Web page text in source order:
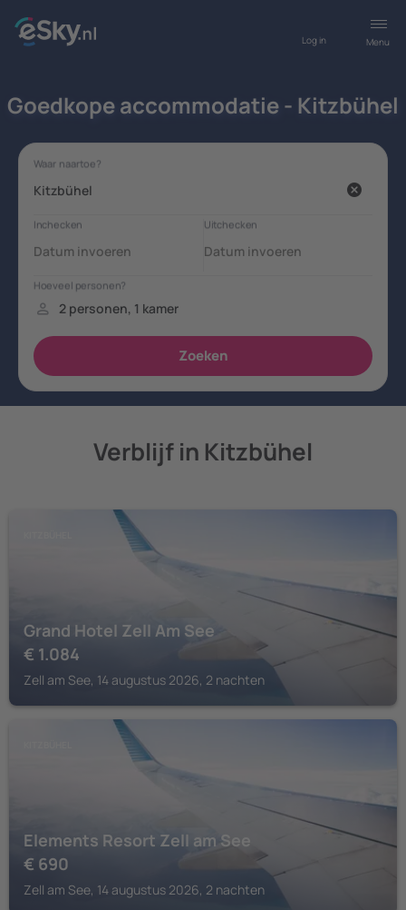
Menu
Log in
Goedkope accommodatie - Kitzbühel
Verblijf in Kitzbühel
Grand Hotel Zell Am See
€ 1.084
Zell am See, 14 augustus 2026, 2 nachten
Elements Resort Zell am See
€ 690
Zell am See, 14 augustus 2026, 2 nachten